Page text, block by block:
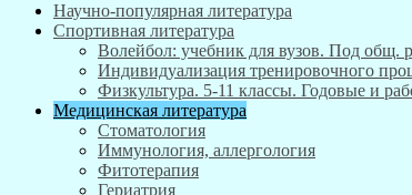
Научно-популярная литература
Спортивная литература
Волейбол: учебник для вузов. Под общ.
Индивидуализация тренировочного
Физкультура. 5-11 классы. Годовые и
Медицинская литература
Стоматология
Иммунология, аллергология
Фитотерапия
Гериатрия